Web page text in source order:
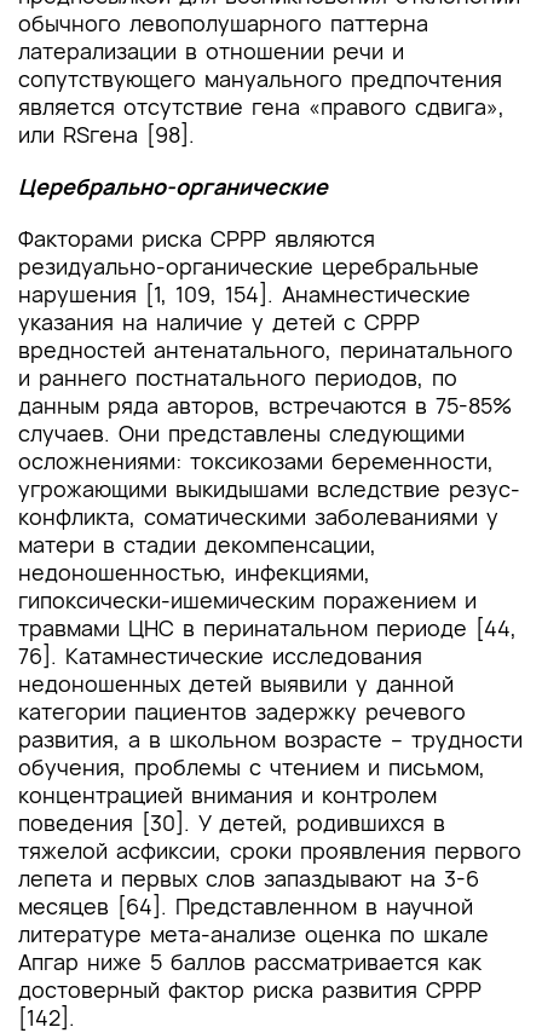
обычного левополушарного паттерна
латерализации в отношении речи и
сопутствующего мануального предпочтения
является отсутствие гена «правого сдвига»,
или RSгена [98].
Церебрально-органические
Факторами риска СРРР являются
резидуально-органические церебральные
нарушения [1, 109, 154]. Анамнестические
указания на наличие у детей с СРРР
вредностей антенатального, перинатального
и раннего постнатального периодов, по
данным ряда авторов, встречаются в 75-85%
случаев. Они представлены следующими
осложнениями: токсикозами беременности,
угрожающими выкидышами вследствие резус-
конфликта, соматическими заболеваниями у
матери в стадии декомпенсации,
недоношенностью, инфекциями,
гипоксически-ишемическим поражением и
травмами ЦНС в перинатальном периоде [44,
76]. Катамнестические исследования
недоношенных детей выявили у данной
категории пациентов задержку речевого
развития, а в школьном возрасте – трудности
обучения, проблемы с чтением и письмом,
концентрацией внимания и контролем
поведения [30]. У детей, родившихся в
тяжелой асфиксии, сроки проявления первого
лепета и первых слов запаздывают на 3-6
месяцев [64]. Представленном в научной
литературе мета-анализе оценка по шкале
Апгар ниже 5 баллов рассматривается как
достоверный фактор риска развития СРРР
[142].